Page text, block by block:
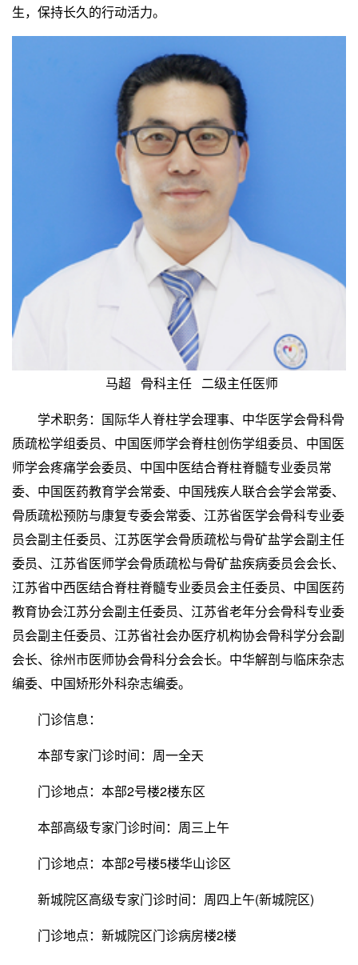
生，保持长久的行动活力。
马超 骨科主任 二级主任医师
学术职务：国际华人脊柱学会理事、中华医学会骨科骨
质疏松学组委员、中国医师学会脊柱创伤学组委员、中国医
师学会疼痛学会委员、中国中医结合脊柱脊髓专业委员常
委、中国医药教育学会常委、中国残疾人联合会学会常委、
骨质疏松预防与康复专委会常委、江苏省医学会骨科专业委
员会副主任委员、江苏医学会骨质疏松与骨矿盐学会副主任
委员、江苏省医师学会骨质疏松与骨矿盐疾病委员会会长、
江苏省中西医结合脊柱脊髓专业委员会主任委员、中国医药
教育协会江苏分会副主任委员、江苏省老年分会骨科专业委
员会副主任委员、江苏省社会办医疗机构协会骨科学分会副
会长、徐州市医师协会骨科分会会长。中华解剖与临床杂志
编委、中国矫形外科杂志编委。
门诊信息：
本部专家门诊时间：周一全天
门诊地点：本部2号楼2楼东区
本部高级专家门诊时间：周三上午
门诊地点：本部2号楼5楼华山诊区
新城院区高级专家门诊时间：周四上午(新城院区)
门诊地点：新城院区门诊病房楼2楼